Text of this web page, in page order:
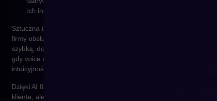
ich indywidualnych potrzeb.
Sztuczna inteligencja coraz bardziej zmienia sposób, w jaki
firmy obsługują swoich klientów. Chatboty pozwalają na
szybką, dostępną 24/7 i spersonalizowaną obsługę, podczas
gdy voice commerce wprowadza nowy poziom wygody i
intuicyjności w zakupach online.
Dzięki AI firmy mogą nie tylko zwiększyć efektywność obsługi
klienta, ale także poprawić doświadczenie użytkowników, co